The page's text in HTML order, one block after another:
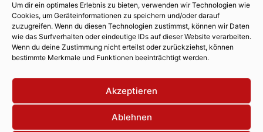
Um dir ein optimales Erlebnis zu bieten, verwenden wir Technologien wie
Cookies, um Geräteinformationen zu speichern und/oder darauf
zuzugreifen. Wenn du diesen Technologien zustimmst, können wir Daten
wie das Surfverhalten oder eindeutige IDs auf dieser Website verarbeiten.
Wenn du deine Zustimmung nicht erteilst oder zurückziehst, können
bestimmte Merkmale und Funktionen beeinträchtigt werden.
Akzeptieren
Ablehnen
Videoservice
Werbung
Contenterstellung
Lokalnachrichten
Lokalfernsehen
Eventkalender